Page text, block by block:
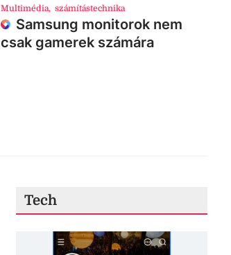
Multimédia, számítástechnika
Samsung monitorok nem
csak gamerek számára
Tech